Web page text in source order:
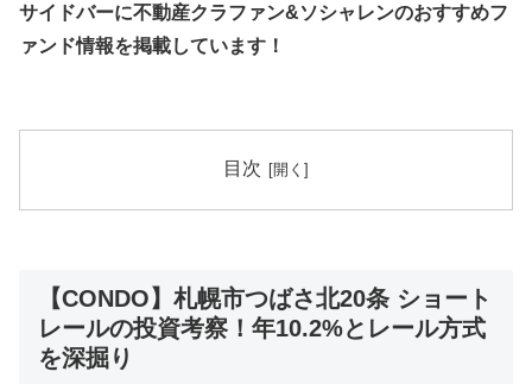
サイドバーに不動産クラファン&ソシャレンのおすすめフ
ァンド情報を掲載しています！
目次
【CONDO】札幌市つばさ北20条 ショート
レールの投資考察！年10.2%とレール方式
を深掘り